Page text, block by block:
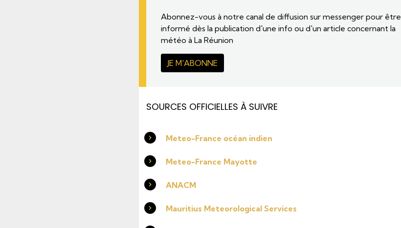
Abonnez-vous à notre canal de diffusion sur messenger pour être
informé dès la publication d'une info ou d'un article concernant la
météo à La Réunion
JE M'ABONNE
SOURCES OFFICIELLES À SUIVRE
Meteo-France océan indien
Meteo-France Mayotte
ANACM
Mauritius Meteorological Services